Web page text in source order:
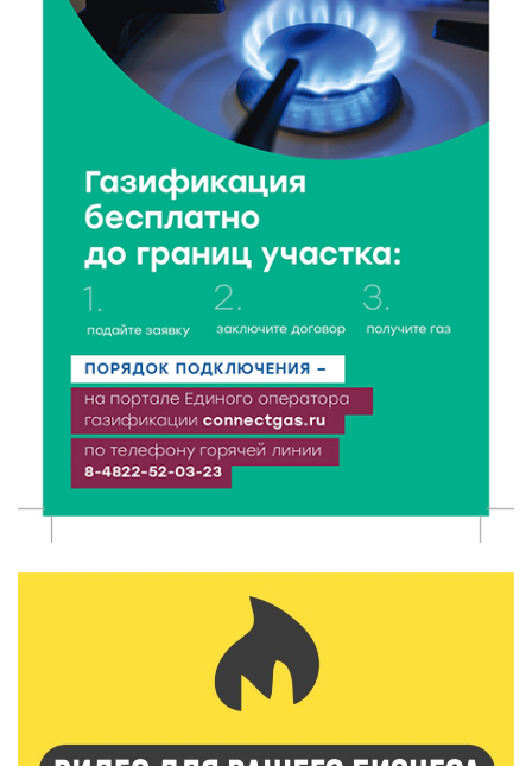
7 Авг 2026 14:31 117
От сортировки мусора до жилья для ветеранов СВО:
Владимир Васильев посетил СНТ в Твери
7 Авг 2026 14:02 127
Владимир Васильев получил удостоверение
кандидата в депутаты Госдумы IX созыва
7 Авг 2026 13:32 165
В Старице состоится бесплатный фестиваль
авиамоделей
7 Авг 2026 13:02 162
Как уберечься от клещей: рекомендации
От танцев до спорта: в Твери на семи площадках
пройдут праздничные мероприятия
147
оплатили образование детей в 2026 году